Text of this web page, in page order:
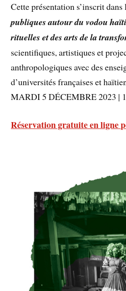
Cette présentation s’inscrit
publiques autour du vodou
rituelles et des arts de la
scientifiques, artistiques et
anthropologiques avec des
d’universités françaises et
MARDI 5 DÉCEMBRE 2023 |
Réservation gratuite en ligne